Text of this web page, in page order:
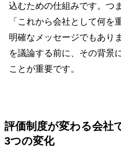
込むための仕組みです。つ
「これから会社として何を
明確なメッセージでもあり
を議論する前に、その背景
ことが重要です。
評価制度が変わる会社
3つの変化